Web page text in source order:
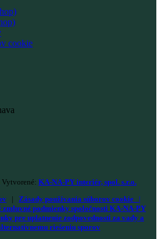
cookie
Vytvorené: KA-NA-PY interiér, spol. s.r.o.
| Zásady používania súborov cookie |
zmluvné podmienky spoločnosti KA-NA-PY
pre uplatnenie zodpovednosti za vady a
riešeniu sporov